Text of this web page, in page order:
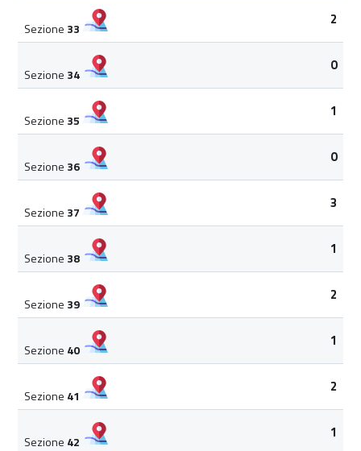
Sezione 33
2
Sezione 34
0
Sezione 35
1
Sezione 36
0
Sezione 37
3
Sezione 38
1
Sezione 39
2
Sezione 40
1
Sezione 41
2
Sezione 42
1